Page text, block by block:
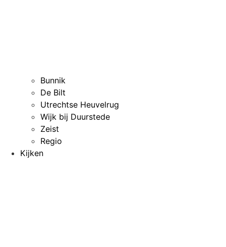
Bunnik
De Bilt
Utrechtse Heuvelrug
Wijk bij Duurstede
Zeist
Regio
Kijken